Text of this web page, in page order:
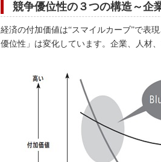
競争優位性の３つの構造～企
経済の付加価値は“スマイルカーブ”で表
優位性」は変化しています。企業、人材